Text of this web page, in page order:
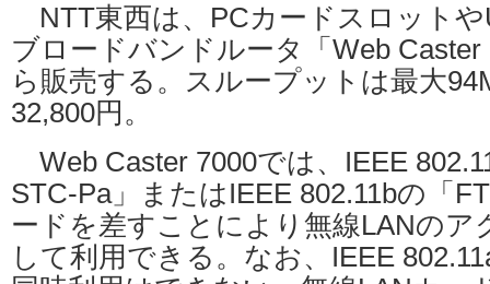
NTT東西は、PCカードスロットや
ブロードバンドルータ「Web
ら販売する。スループットは最大
32,800円。
Web Caster 7000では、IEEE
STC-Pa」またはIEEE 802.11bの「
ードを差すことにより無線LANのア
して利用できる。なお、IEEE